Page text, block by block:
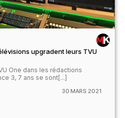
upgradent leurs TVU
One dans les rédactions
3, 7 ans se sont[...]
30 MARS 2021